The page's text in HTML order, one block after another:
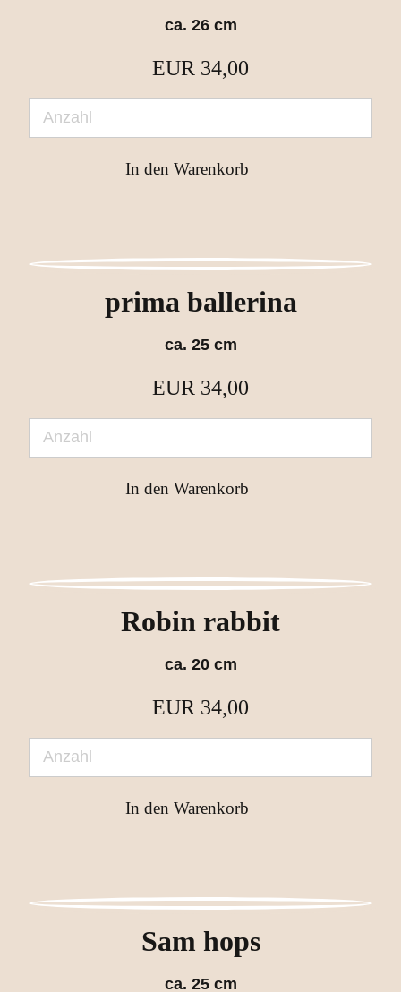
ca. 26 cm
EUR 34,00
prima ballerina
ca. 25 cm
EUR 34,00
Robin rabbit
ca. 20 cm
EUR 34,00
Sam hops
ca. 25 cm